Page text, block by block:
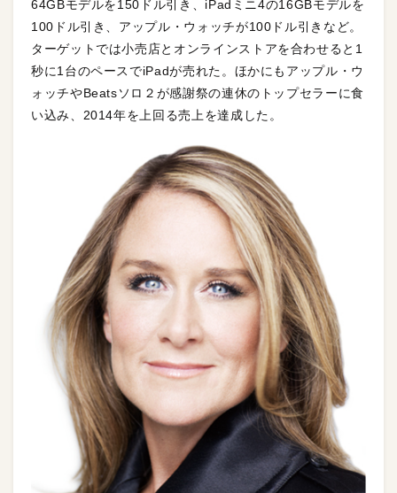
64GBモデルを150ドル引き、iPadミニ4の16GBモデルを
100ドル引き、アップル・ウォッチが100ドル引きなど。
ターゲットでは小売店とオンラインストアを合わせると1
秒に1台のペースでiPadが売れた。ほかにもアップル・ウ
ォッチやBeatsソロ２が感謝祭の連休のトップセラーに食
い込み、2014年を上回る売上を達成した。